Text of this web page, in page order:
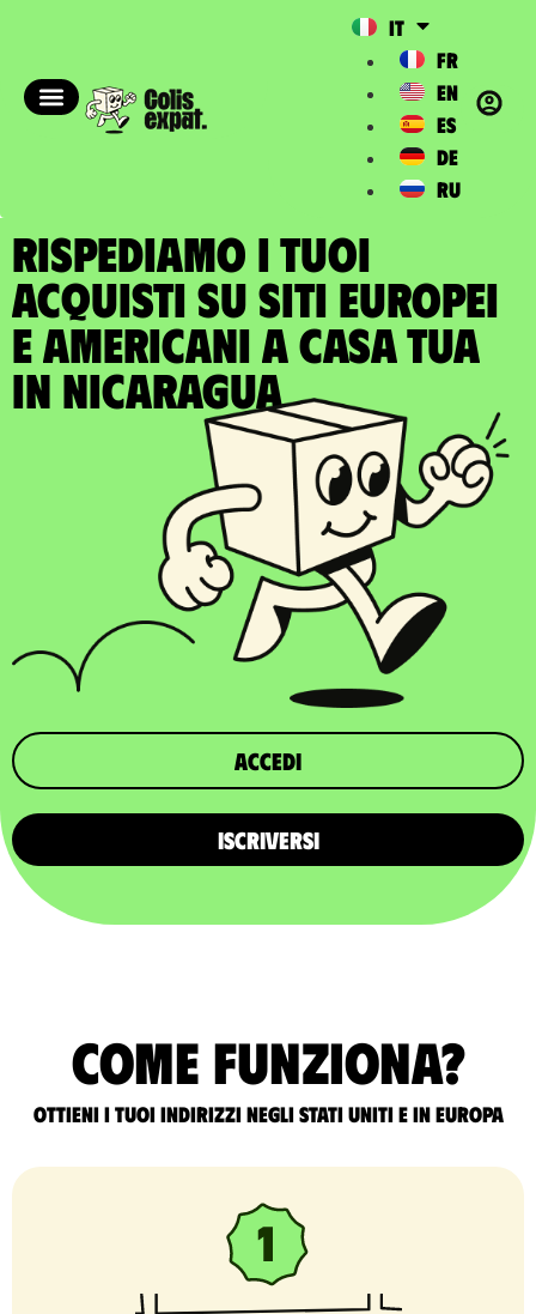
IT
FR
EN
ES
DE
RU
RISPEDIAMO I TUOI
ACQUISTI SU SITI EUROPEI
E AMERICANI A casa tua
in Nicaragua
Accedi
ISCRIVERSI
Come funziona?
Ottieni i tuoi indirizzi negli Stati Uniti e in Europa